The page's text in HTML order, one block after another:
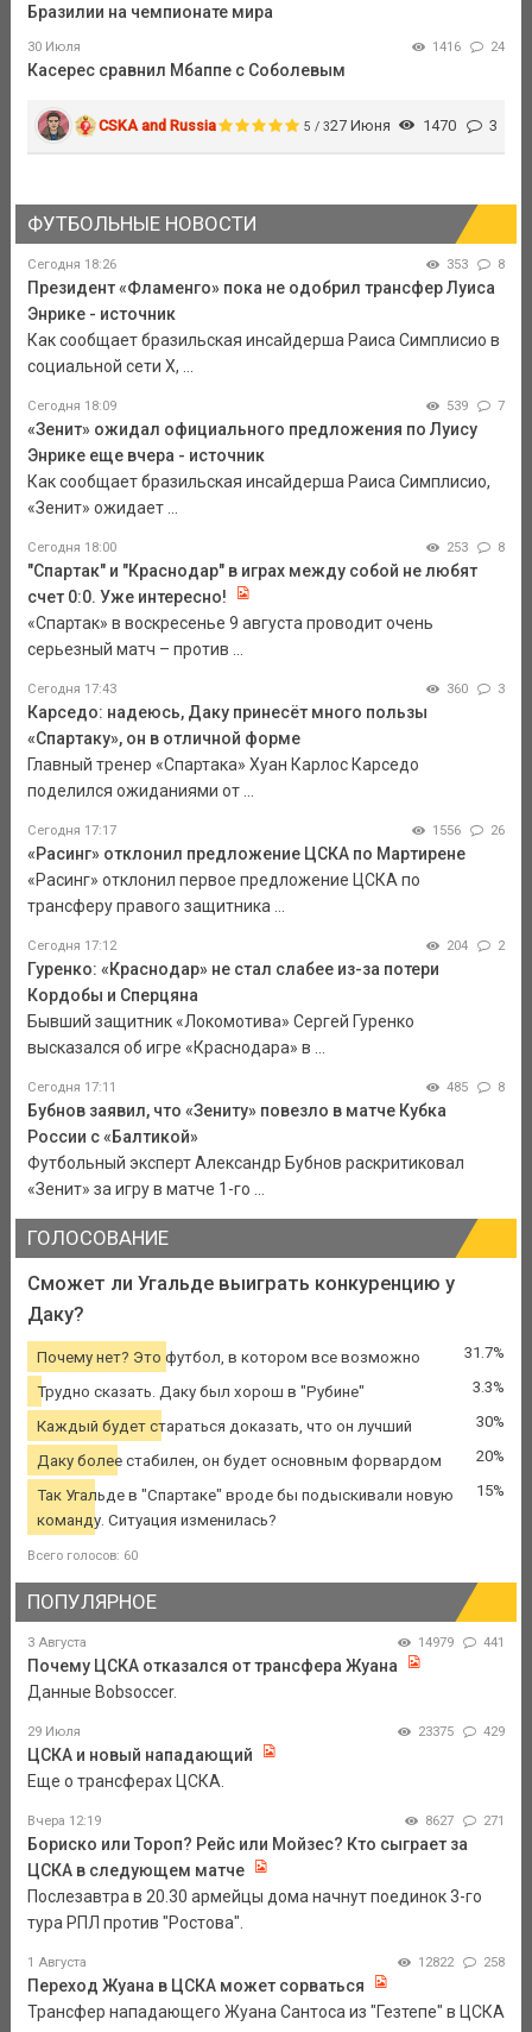
Бразилии на чемпионате мира
30 Июля 1416 24
Касерес сравнил Мбаппе с Соболевым
CSKA and Russia 5 / 327 Июня 1470 3
ФУТБОЛЬНЫЕ НОВОСТИ
Сегодня 18:26 353 8
Президент «Фламенго» пока не одобрил трансфер Луиса
Энрике - источник
Как сообщает бразильская инсайдерша Раиса Симплисио в
социальной сети Х, ...
Сегодня 18:09 539 7
«Зенит» ожидал официального предложения по Луису
Энрике еще вчера - источник
Как сообщает бразильская инсайдерша Раиса Симплисио,
«Зенит» ожидает ...
Сегодня 18:00 253 8
"Спартак" и "Краснодар" в играх между собой не любят
счет 0:0. Уже интересно!
«Спартак» в воскресенье 9 августа проводит очень
серьезный матч – против ...
Сегодня 17:43 360 3
Карседо: надеюсь, Даку принесёт много пользы
«Спартаку», он в отличной форме
Главный тренер «Спартака» Хуан Карлос Карседо
поделился ожиданиями от ...
Сегодня 17:17 1556 26
«Расинг» отклонил предложение ЦСКА по Мартирене
«Расинг» отклонил первое предложение ЦСКА по
трансферу правого защитника ...
Сегодня 17:12 204 2
Гуренко: «Краснодар» не стал слабее из-за потери
Кордобы и Сперцяна
Бывший защитник «Локомотива» Сергей Гуренко
высказался об игре «Краснодара» в ...
Сегодня 17:11 485 8
Бубнов заявил, что «Зениту» повезло в матче Кубка
России с «Балтикой»
Футбольный эксперт Александр Бубнов раскритиковал
«Зенит» за игру в матче 1-го ...
ГОЛОСОВАНИЕ
Сможет ли Угальде выиграть конкуренцию у
Даку?
Почему нет? Это футбол, в котором все возможно 31.7%
Трудно сказать. Даку был хорош в "Рубине" 3.3%
Каждый будет стараться доказать, что он лучший 30%
Даку более стабилен, он будет основным форвардом 20%
Так Угальде в "Спартаке" вроде бы подыскивали новую
команду. Ситуация изменилась?
15%
Всего голосов: 60
ПОПУЛЯРНОЕ
3 Августа 14979 441
Почему ЦСКА отказался от трансфера Жуана
Данные Bobsoccer.
29 Июля 23375 429
ЦСКА и новый нападающий
Еще о трансферах ЦСКА.
Вчера 12:19 8627 271
Бориско или Тороп? Рейс или Мойзес? Кто сыграет за
ЦСКА в следующем матче
Послезавтра в 20.30 армейцы дома начнут поединок 3-го
тура РПЛ против "Ростова".
1 Августа 12822 258
Переход Жуана в ЦСКА может сорваться
Трансфер нападающего Жуана Сантоса из "Гезтепе" в ЦСКА